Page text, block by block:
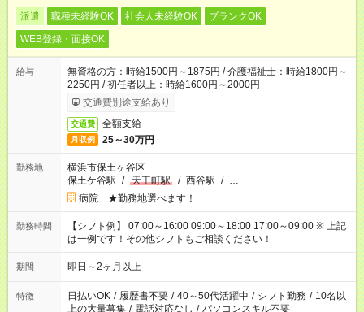
派遣 職種未経験OK 社会人未経験OK
ブランクOK
WEB登録・面接OK
給与
無資格の方：時給1500円～1875円 / 介護福祉士：時給1800円～
2250円 / 初任者以上：時給1600円～2000円
交通費別途支給あり
交通費 全額支給
月収例 25～30万円
勤務地
横浜市保土ヶ谷区
保土ケ谷駅 / 天王町駅 / 西谷駅 / …
病院 ★勤務地選べます！
勤務時間
【シフト例】 07:00～16:00 09:00～18:00 17:00～09:00 ※ 上記
は一例です！その他シフトもご相談ください！
期間 即日～2ヶ月以上
特徴 日払いOK / 履歴書不要 / 40～50代活躍中 / シフト勤務 / 10名以
上の大量募集 / 電話対応なし / パソコンスキル不要